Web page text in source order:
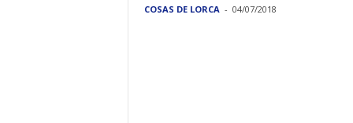
COSAS DE LORCA - 04/07/2018